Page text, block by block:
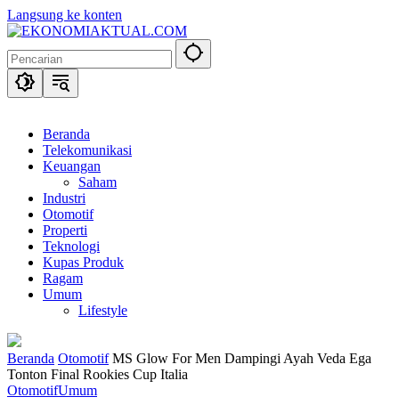
Langsung ke konten
Beranda
Telekomunikasi
Keuangan
Saham
Industri
Otomotif
Properti
Teknologi
Kupas Produk
Ragam
Umum
Lifestyle
Beranda Otomotif MS Glow For Men Dampingi Ayah Veda Ega
Tonton Final Rookies Cup Italia
OtomotifUmum